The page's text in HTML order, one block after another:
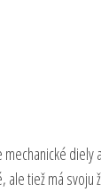
diely
tiež má svoju